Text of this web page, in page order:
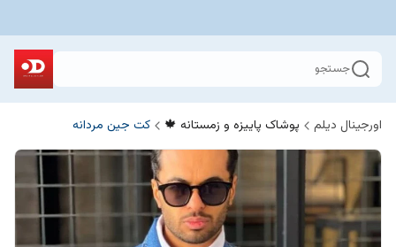
جستجو
اورجینال دیلم پوشاک پاییزه و زمستانه 🍁 کت جین مردانه